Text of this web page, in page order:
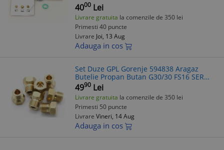
4000 Lei
Livrare gratuita la comenzile de 350 lei
Primesti 40 puncte
Livrare Joi, 13 Aug
Adauga in cos
Set Duze GPL Gorenje 594838 Aragaz
Butelie Propan Butan G30/30 FS16 SER
ASSY 4 Bucati + Pilot
4990 Lei
Livrare gratuita la comenzile de 350 lei
Primesti 50 puncte
Livrare Vineri, 14 Aug
Adauga in cos